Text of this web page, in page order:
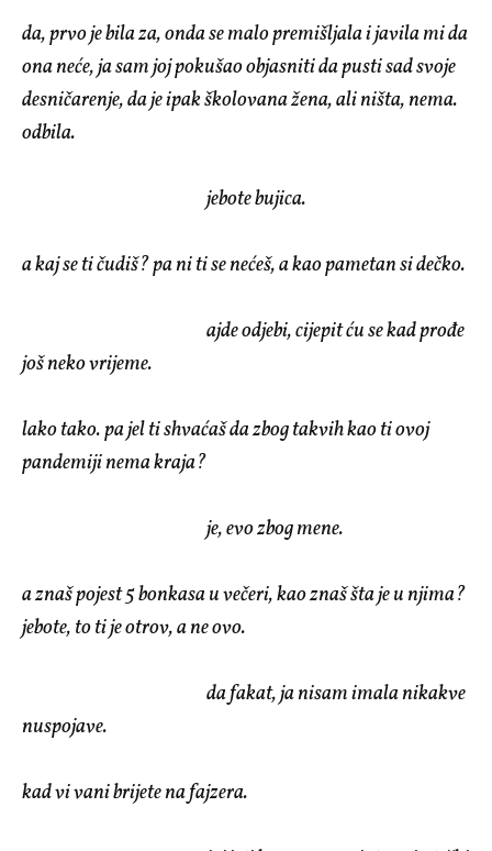
da, prvo je bila za, onda se malo premišljala i javila mi da
ona neće, ja sam joj pokušao objasniti da pusti sad svoje
desničarenje, da je ipak školovana žena, ali ništa, nema.
odbila.
jebote bujica.
a kaj se ti čudiš? pa ni ti se nećeš, a kao pametan si dečko.
ajde odjebi, cijepit ću se kad prođe
još neko vrijeme.
lako tako. pa jel ti shvaćaš da zbog takvih kao ti ovoj
pandemiji nema kraja?
je, evo zbog mene.
a znaš pojest 5 bonkasa u večeri, kao znaš šta je u njima?
jebote, to ti je otrov, a ne ovo.
da fakat, ja nisam imala nikakve
nuspojave.
kad vi vani brijete na fajzera.